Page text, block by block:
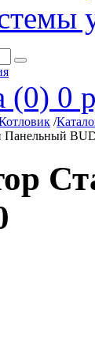
(0) 0
/
Панельный